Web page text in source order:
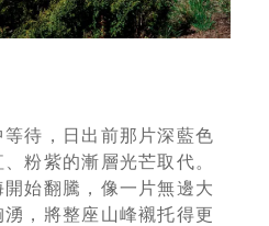
待，日出前那片深藍色
粉紫的漸層光芒取代。
始翻騰，像一片無邊大
，將整座山峰襯托得更